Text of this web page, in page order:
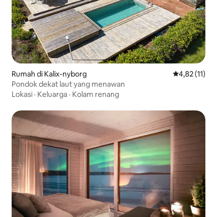
Rumah di Kalix-nyborg Nilai rata-
4,82 (11)
Pondok dekat laut yang menawan
Lokasi · Keluarga · Kolam renang